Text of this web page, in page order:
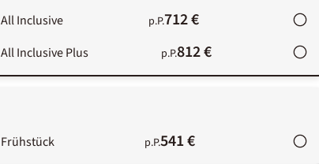
All Inclusive p.P.712 €
All Inclusive Plus p.P.812 €
Frühstück p.P.541 €